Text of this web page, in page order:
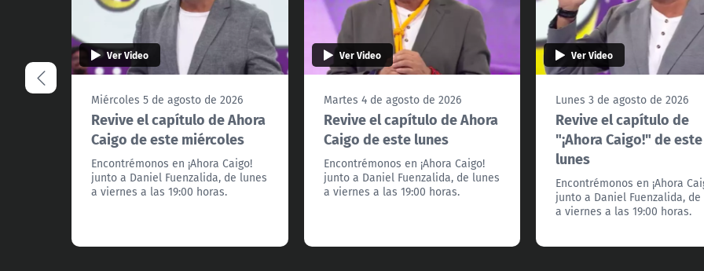
Ver Video
Miércoles 5 de agosto de 2026
Revive el capítulo de Ahora
Caigo de este miércoles
Encontrémonos en ¡Ahora Caigo!
junto a Daniel Fuenzalida, de lunes
a viernes a las 19:00 horas.
Ver Video
Martes 4 de agosto de 2026
Revive el capítulo de Ahora
Caigo de este lunes
Encontrémonos en ¡Ahora Caigo!
junto a Daniel Fuenzalida, de lunes
a viernes a las 19:00 horas.
Ver Video
Lunes 3 de agosto de 2026
Revive el capítulo de
"¡Ahora Caigo!" de este
lunes
Encontrémonos en ¡Ahora
junto a Daniel Fuenzalida,
a viernes a las 19:00 horas.